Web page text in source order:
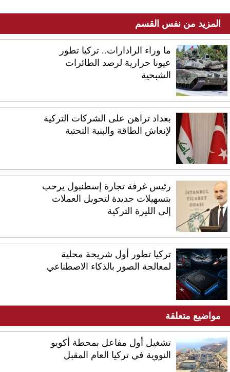
المزيد من نفس القسم
ما وراء الرادارات.. تركيا تطور
عيونا حرارية لرصد الطائرات
الشبحية
بغداد تراهن على الشركات التركية
لإنعاش الطاقة والبنية التحتية
رئيس غرفة تجارة إسطنبول يرحب
بتسهيلات جديدة لتحويل العملات
إلى الليرة التركية
تركيا تطور أول شريحة محلية
لمعالجة الصور بالذكاء الاصطناعي
مواضيع متعلقة
تشغيل أول مفاعل بمحطة أكويو
النووية في تركيا العام المقبل